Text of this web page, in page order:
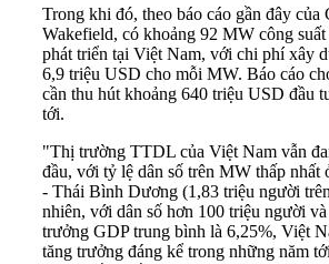
Trong khi đó, theo báo cáo gần đây của
Wakefield, có khoảng 92 MW công
phát triển tại Việt Nam, với chi phí xây
6,9 triệu USD cho mỗi MW. Báo cáo
cần thu hút khoảng 640 triệu USD đầu
tới.
"Thị trường TTDL của Việt Nam vẫn
đầu, với tỷ lệ dân số trên MW thấp nhất
- Thái Bình Dương (1,83 triệu người
nhiên, với dân số hơn 100 triệu người
trưởng GDP trung bình là 6,25%, Việt
tăng trưởng đáng kể trong những năm